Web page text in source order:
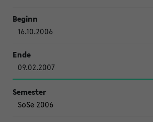
16.10.2006
09.02.2007
SoSe 2006